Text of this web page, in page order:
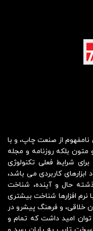
از صنعت چاپ، و با
متون بلکه روزنامه و مجله
شرایط فعلی تکنولوژی
ابزارهای کاربردی می باشد،
حال و آینده، شناخت
نرم افزارها شناخت بیشتری
خلاقی، و فرهنگ پیشرو در
امید داشت که تمام و